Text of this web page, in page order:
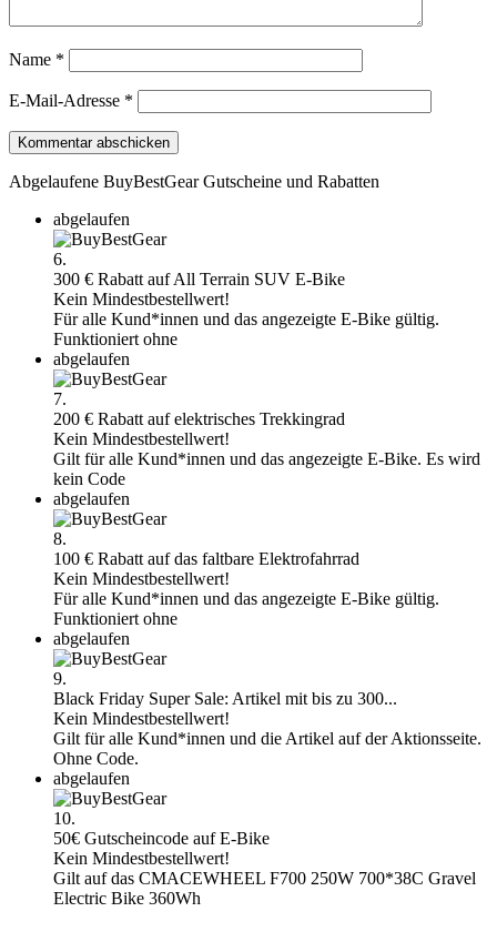
Name *
E-Mail-Adresse *
Abgelaufene BuyBestGear Gutscheine und Rabatten
abgelaufen
6.
300 € Rabatt auf All Terrain SUV E-Bike
Kein Mindestbestellwert!
Für alle Kund*innen und das angezeigte E-Bike gültig.
Funktioniert ohne
abgelaufen
7.
200 € Rabatt auf elektrisches Trekkingrad
Kein Mindestbestellwert!
Gilt für alle Kund*innen und das angezeigte E-Bike. Es wird
kein Code
abgelaufen
8.
100 € Rabatt auf das faltbare Elektrofahrrad
Kein Mindestbestellwert!
Für alle Kund*innen und das angezeigte E-Bike gültig.
Funktioniert ohne
abgelaufen
9.
Black Friday Super Sale: Artikel mit bis zu 300...
Kein Mindestbestellwert!
Gilt für alle Kund*innen und die Artikel auf der Aktionsseite.
Ohne Code.
abgelaufen
10.
50€ Gutscheincode auf E-Bike
Kein Mindestbestellwert!
Gilt auf das CMACEWHEEL F700 250W 700*38C Gravel
Electric Bike 360Wh